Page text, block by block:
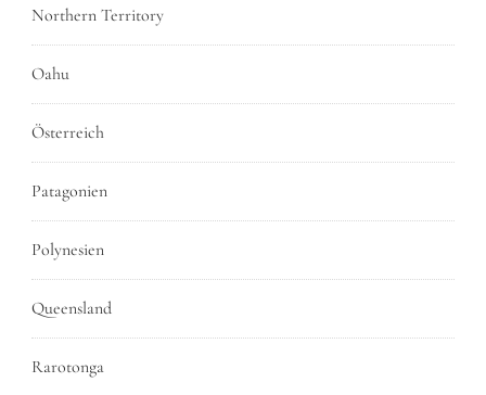
Northern Territory
Oahu
Österreich
Patagonien
Polynesien
Queensland
Rarotonga